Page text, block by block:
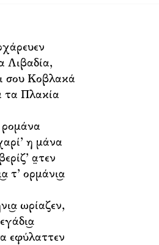
Λιβαδία,
σου Κοβλακά
τα Πλακία
η μάνα
α̤τεν
τ’ ορμάνι͜α
ωρίαζεν,
εφύλαττεν